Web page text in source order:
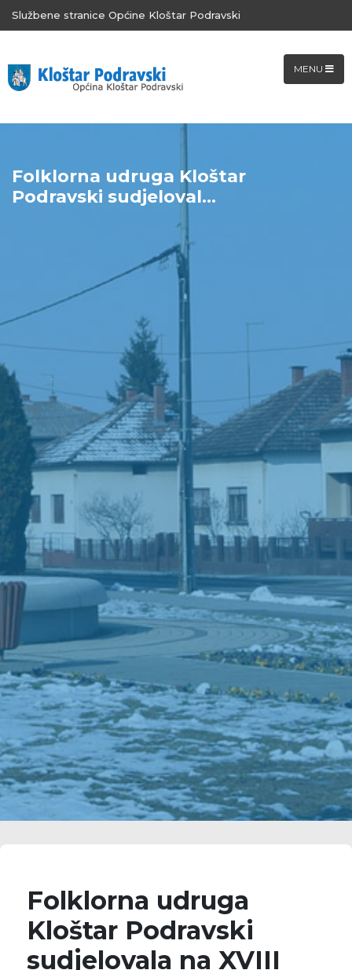
Službene stranice Općine Kloštar Podravski
MENU
Folklorna udruga Kloštar
Podravski sudjeloval...
Folklorna udruga
Kloštar Podravski
sudjelovala na XVIII